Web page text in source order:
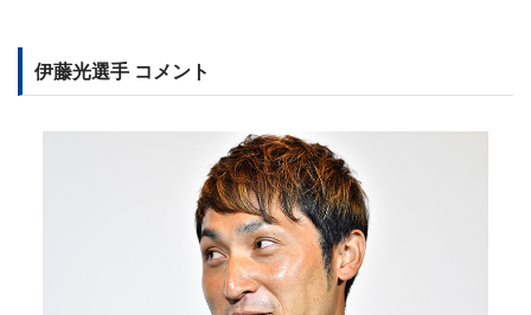
伊藤光選手 コメント